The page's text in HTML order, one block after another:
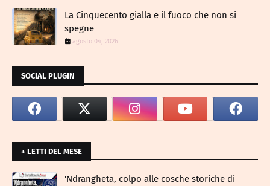
La Cinquecento gialla e il fuoco che non si
spegne
agosto 04, 2026
SOCIAL PLUGIN
+ LETTI DEL MESE
​'Ndrangheta, colpo alle cosche storiche di